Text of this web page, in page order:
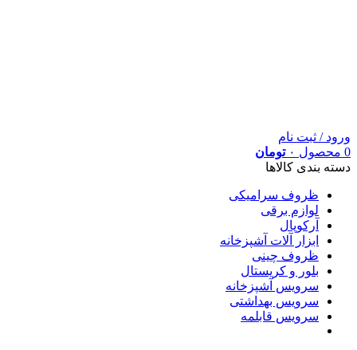
ورود / ثبت نام
0 محصول ۰ تومان
دسته بندی کالاها
ظروف سرامیکی
لوازم برقی
آرکوپال
ابزار آلات آشپزخانه
ظروف چینی
بلور و کریستال
سرویس آشپزخانه
سرویس بهداشتی
سرویس قابلمه